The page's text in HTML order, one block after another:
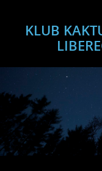
KLUB